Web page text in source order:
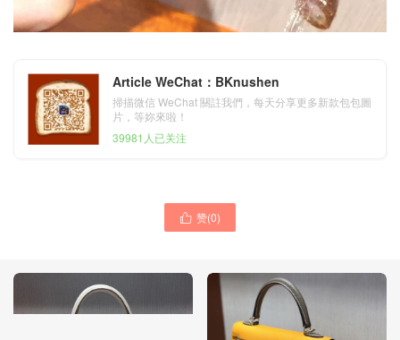
Article WeChat：BKnushen
掃描微信 WeChat 關註我們，每天分享更多新款包包圖
片，等妳來啦！
39981人已关注
 赞(0)